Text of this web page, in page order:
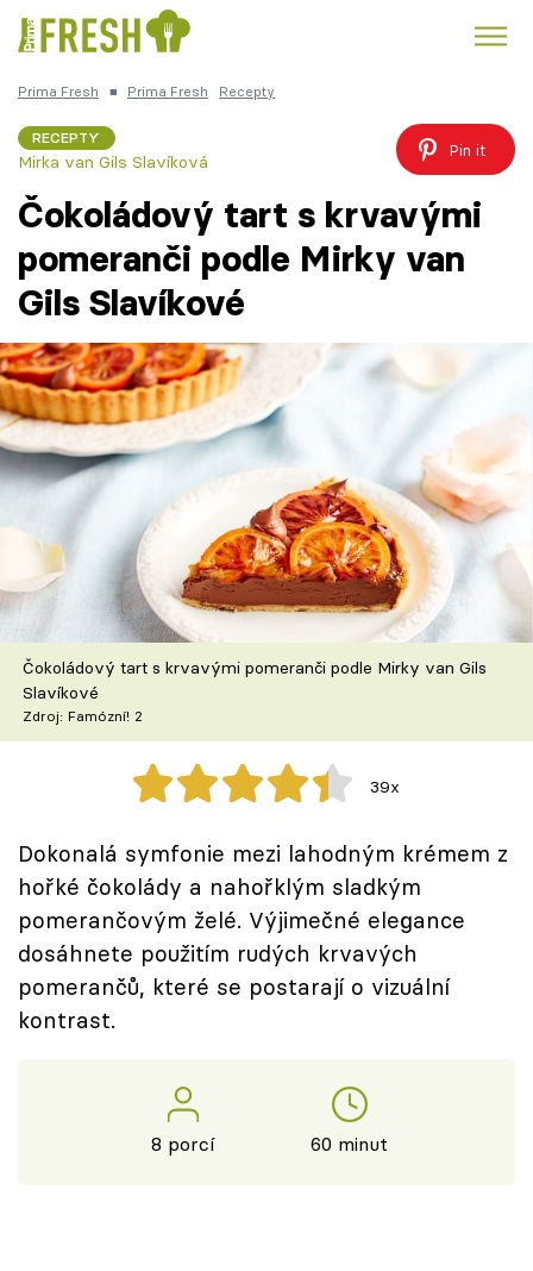
Česká kuchyně Čokoláda
Témata
Recepty
Články
TV Program
Škola vaření
Recepty z TV
Speciál: Cuketa
Těhotnej kuchař
Sledujte prima+
Přihlášení
Sledujte nás
Prima Fresh ■ Prima Fresh Recepty
RECEPTY
Mirka van Gils Slavíková
Pin it
Čokoládový tart s krvavými
pomeranči podle Mirky van
Gils Slavíkové
Čokoládový tart s krvavými pomeranči podle Mirky van Gils
Slavíkové
Zdroj: Famózní! 2
39x
Dokonalá symfonie mezi lahodným krémem z
hořké čokolády a nahořklým sladkým
pomerančovým želé. Výjimečné elegance
dosáhnete použitím rudých krvavých
pomerančů, které se postarají o vizuální
kontrast.
8 porcí 60 minut